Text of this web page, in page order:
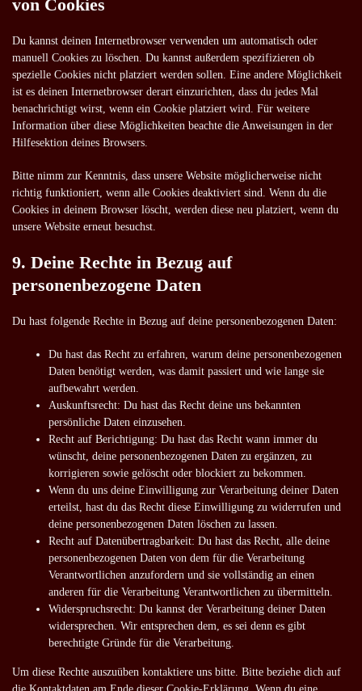
von Cookies
Du kannst deinen Internetbrowser verwenden um automatisch oder
manuell Cookies zu löschen. Du kannst außerdem spezifizieren ob
spezielle Cookies nicht platziert werden sollen. Eine andere Möglichkeit
ist es deinen Internetbrowser derart einzurichten, dass du jedes Mal
benachrichtigt wirst, wenn ein Cookie platziert wird. Für weitere
Information über diese Möglichkeiten beachte die Anweisungen in der
Hilfesektion deines Browsers.
Bitte nimm zur Kenntnis, dass unsere Website möglicherweise nicht
richtig funktioniert, wenn alle Cookies deaktiviert sind. Wenn du die
Cookies in deinem Browser löscht, werden diese neu platziert, wenn du
unsere Website erneut besuchst.
9. Deine Rechte in Bezug auf
personenbezogene Daten
Du hast folgende Rechte in Bezug auf deine personenbezogenen Daten:
Du hast das Recht zu erfahren, warum deine personenbezogenen
Daten benötigt werden, was damit passiert und wie lange sie
aufbewahrt werden.
Auskunftsrecht: Du hast das Recht deine uns bekannten
persönliche Daten einzusehen.
Recht auf Berichtigung: Du hast das Recht wann immer du
wünscht, deine personenbezogenen Daten zu ergänzen, zu
korrigieren sowie gelöscht oder blockiert zu bekommen.
Wenn du uns deine Einwilligung zur Verarbeitung deiner Daten
erteilst, hast du das Recht diese Einwilligung zu widerrufen und
deine personenbezogenen Daten löschen zu lassen.
Recht auf Datenübertragbarkeit: Du hast das Recht, alle deine
personenbezogenen Daten von dem für die Verarbeitung
Verantwortlichen anzufordern und sie vollständig an einen
anderen für die Verarbeitung Verantwortlichen zu übermitteln.
Widerspruchsrecht: Du kannst der Verarbeitung deiner Daten
widersprechen. Wir entsprechen dem, es sei denn es gibt
berechtigte Gründe für die Verarbeitung.
Um diese Rechte auszuüben kontaktiere uns bitte. Bitte beziehe dich auf